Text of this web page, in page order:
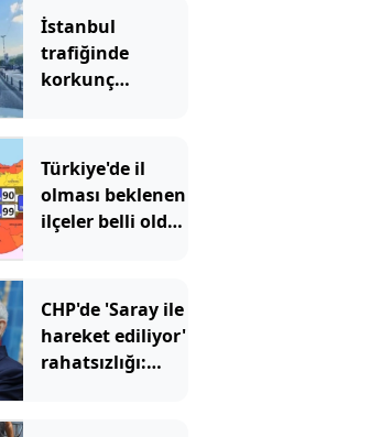
İstanbul
trafiğinde
korkunç
savurdu
Türkiye'de il
olması beklenen
ilçeler belli oldu:
hazırlandı
CHP'de 'Saray ile
hareket ediliyor'
rahatsızlığı: